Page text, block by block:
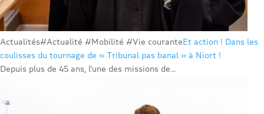
Actualités#Actualité #Mobilité #Vie couranteEt action ! Dans les
coulisses du tournage de « Tribunal pas banal » à Niort !
Depuis plus de 45 ans, l’une des missions de...